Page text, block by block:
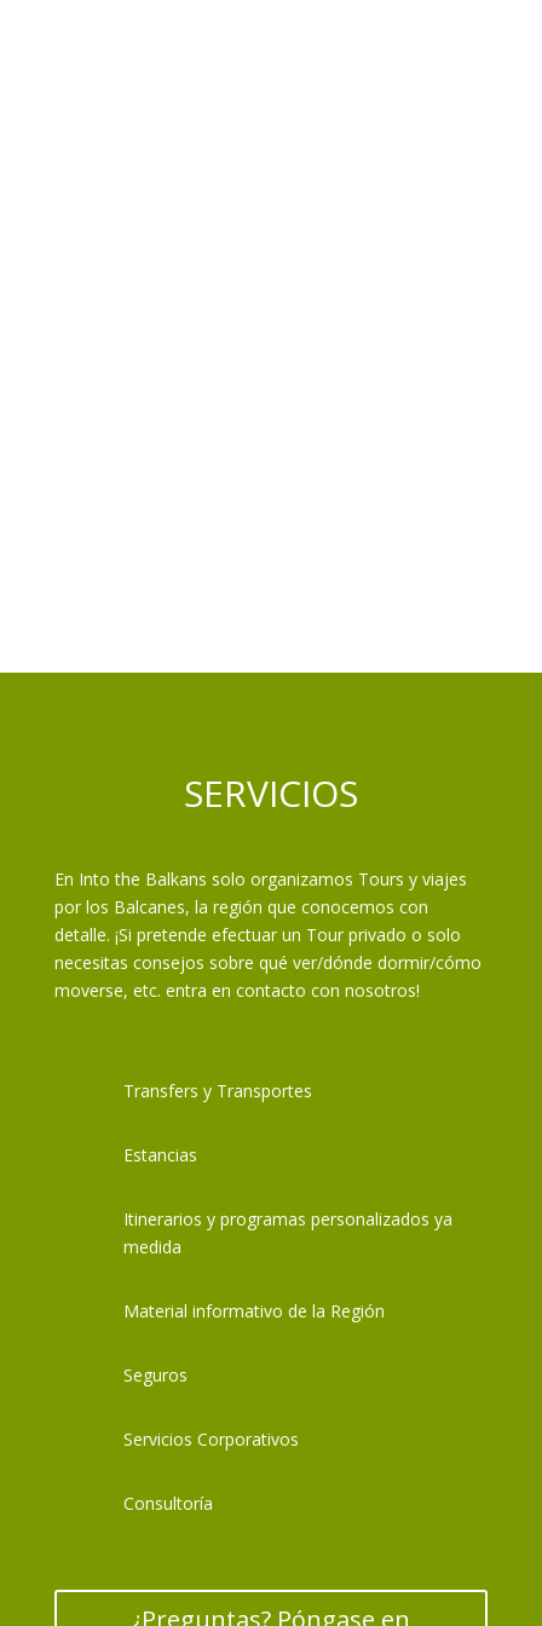
SERVICIOS
En Into the Balkans solo organizamos Tours y viajes
por los Balcanes, la región que conocemos con
detalle. ¡Si pretende efectuar un Tour privado o solo
necesitas consejos sobre qué ver/dónde dormir/cómo
moverse, etc. entra en contacto con nosotros!
Transfers y Transportes
Estancias
Itinerarios y programas personalizados ya
medida
Material informativo de la Región
Seguros
Servicios Corporativos
Consultoría
¿Preguntas? Póngase en